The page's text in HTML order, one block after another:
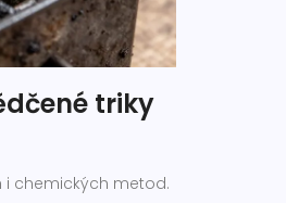
triky
chemických metod.